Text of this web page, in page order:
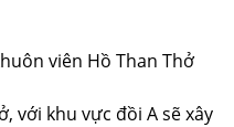
viên Hồ Than Thở
với khu vực đồi A sẽ xây